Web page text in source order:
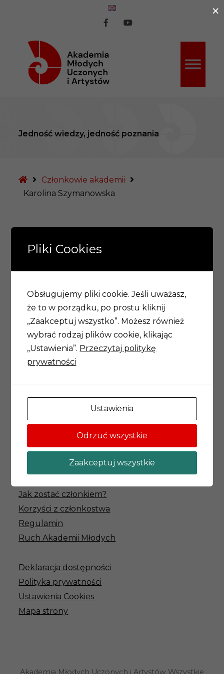
na
Facebook
Jedność wiedzy, jedność poznania
Strona
główna
Członkowie akademii
Karolina Szymanowska
Karolina
Szymanowska
Akademia Młodych Uczonych i Artystów
71 777 20 30
Jak zostać członkiem?
Korzyści z członkostwa
Regulamin
Ruch Akademii Młodych
Deklaracja dostępności
Polityka prywatności
Ustawienia Cookies
Mapa strony
Akademia Młodych Uczonych i Artystów Wszystkie
×
Pliki Cookies
Obsługujemy pliki cookie. Jeśli uważasz,
że to w porządku, po prostu kliknij
„Zaakceptuj wszystko”. Możesz również
wybrać rodzaj plików cookie, klikając
„Ustawienia”. Przeczytaj politykę
prywatności
Ustawienia
Odrzuć wszystkie
Zaakceptuj wszystkie